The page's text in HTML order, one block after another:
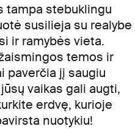
tampa stebuklingu
susilieja su realybe
ir ramybės vieta.
temos ir
paverčia jį saugiu
vaikas gali augti,
erdvę, kurioje
nuotykiu!